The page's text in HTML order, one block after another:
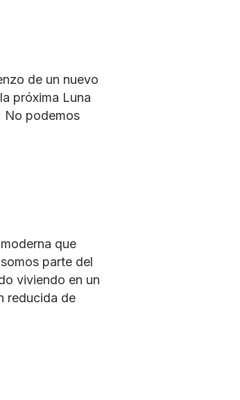
de un nuevo
próxima Luna
No podemos
que
parte del
viviendo en un
reducida de